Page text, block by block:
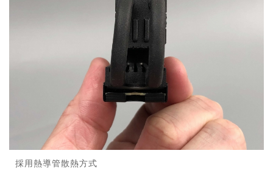
採用熱導管散熱方式